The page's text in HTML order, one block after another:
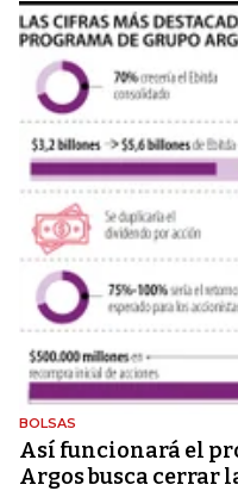
BOLSAS
Así funcionará el
Argos busca cerrar